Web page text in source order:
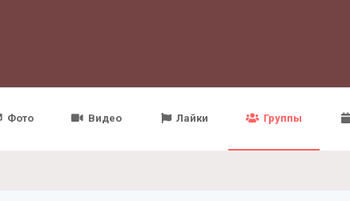
Фото Видео Лайки Группы